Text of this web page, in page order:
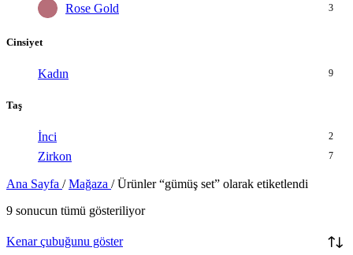
Rose Gold 3
Cinsiyet
Kadın 9
Taş
İnci 2
Zirkon 7
Ana Sayfa / Mağaza / Ürünler “gümüş set” olarak etiketlendi
9 sonucun tümü gösteriliyor
Kenar çubuğunu göster